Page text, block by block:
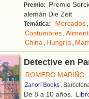
Premio:
Premio
alemán Die Zeit
Temática: Mercados,
Costumbres,
China, Hungría,
Detective en
ROMERO MARIÑO,
Zahorí Books ,
De 8 a 10 años.